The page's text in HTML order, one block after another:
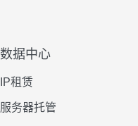
数据中心
IP租赁
服务器托管